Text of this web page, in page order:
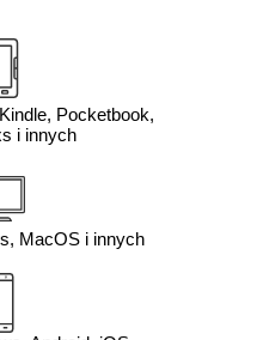
Pocketbook,
i innych
MacOS i innych